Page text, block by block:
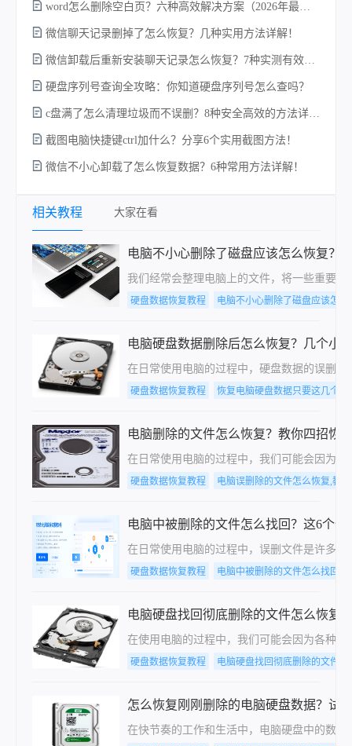
word怎么删除空白页？六种高效解决方案（2026年最新实操指南）！
微信聊天记录删掉了怎么恢复？几种实用方法详解！
微信卸载后重新安装聊天记录怎么恢复？7种实测有效的恢复方案详解！
硬盘序列号查询全攻略：你知道硬盘序列号怎么查吗？
c盘满了怎么清理垃圾而不误删？8种安全高效的方法详解+误删恢复指南！
截图电脑快捷键ctrl加什么？分享6个实用截图方法！
微信不小心卸载了怎么恢复数据？6种常用方法详解！
相关教程 大家在看
电脑不小心删除了磁盘应该怎么恢复？
我们经常会整理电脑上的文件，将一些重要
硬盘数据恢复教程 电脑不小心删除了磁盘应该怎么
电脑硬盘数据删除后怎么恢复？几个小
在日常使用电脑的过程中，硬盘数据的误删
硬盘数据恢复教程 恢复电脑硬盘数据只要这几个步
电脑删除的文件怎么恢复？教你四招恢
在日常使用电脑的过程中，我们可能会因为
硬盘数据恢复教程 电脑误删除的文件怎么恢复,教
电脑中被删除的文件怎么找回？这6个
在日常使用电脑的过程中，误删文件是许多
硬盘数据恢复教程 电脑中被删除的文件怎么找回
电脑硬盘找回彻底删除的文件怎么恢复
在使用电脑的过程中，我们可能会因为各种
硬盘数据恢复教程 电脑硬盘找回彻底删除的文件怎
怎么恢复刚刚删除的电脑硬盘数据？试
在快节奏的工作和生活中，电脑硬盘中的数